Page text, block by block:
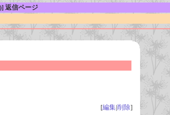
返信ページ
[編集|削除]